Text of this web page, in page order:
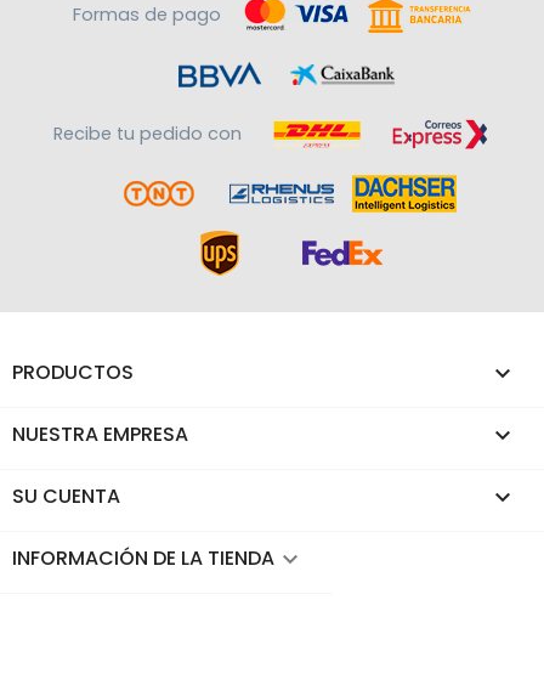
Formas de pago
Recibe tu pedido con
PRODUCTOS 
NUESTRA EMPRESA 
SU CUENTA 
INFORMACIÓN DE LA TIENDA keyboard_arrow_down